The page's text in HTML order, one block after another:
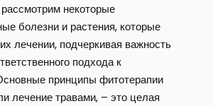
некоторые
болезни и растения, которые
лечении, подчеркивая важность
подхода к
принципы фитотерапии
лечение травами, – это целая